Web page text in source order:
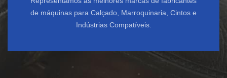
de máquinas para Calçado, Marroquinaria, Cintos e
Indústrias Compatíveis.